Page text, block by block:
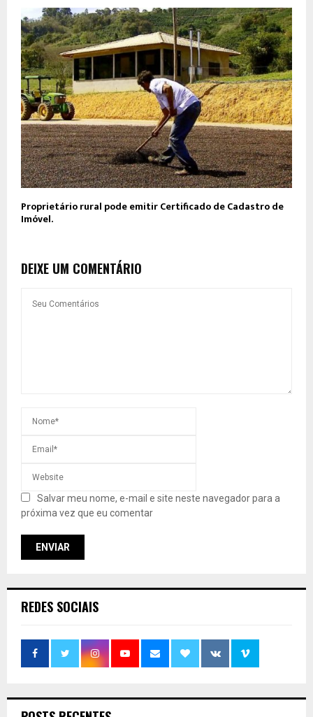
Proprietário rural pode emitir Certificado de Cadastro de
Imóvel.
DEIXE UM COMENTÁRIO
Salvar meu nome, e-mail e site neste navegador para a
próxima vez que eu comentar
REDES SOCIAIS